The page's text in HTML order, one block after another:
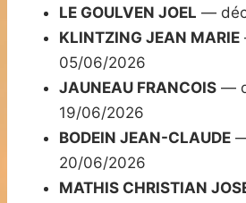
LE GOULVEN JOEL —
KLINTZING JEAN MARIE
05/06/2026
JAUNEAU FRANCOIS —
19/06/2026
BODEIN JEAN-CLAUDE
20/06/2026
MATHIS CHRISTIAN